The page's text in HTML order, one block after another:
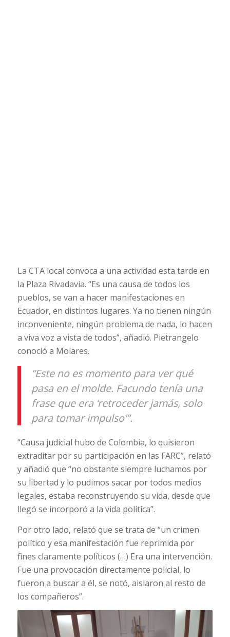
La CTA local convoca a una actividad esta tarde en
la Plaza Rivadavia. “Es una causa de todos los
pueblos, se van a hacer manifestaciones en
Ecuador, en distintos lugares. Ya no tienen ningún
inconveniente, ningún problema de nada, lo hacen
a viva voz a vista de todos”, añadió. Pietrangelo
conoció a Molares.
“Este no es momento para ver qué
pasa en el molde. Facundo tenía una
frase que era ‘retroceder jamás, solo
para tomar impulso'”.
“Causa judicial hubo de Colombia, lo quisieron
extraditar por su participación en las FARC”, relató
y añadió que “no obstante siempre luchamos por
su libertad y lo pudimos sacar por todos medios
legales, estaba reconstruyendo su vida, desde que
llegó se incorporó a la vida política”.
Por otro lado, relató que se trata de “un crimen
político y esa manifestación fue reprimida por
fines claramente políticos (…) Era una intervención.
Fue una provocación directamente policial, lo
fueron a buscar a él, se notó, aislaron al resto de
los compañeros”.